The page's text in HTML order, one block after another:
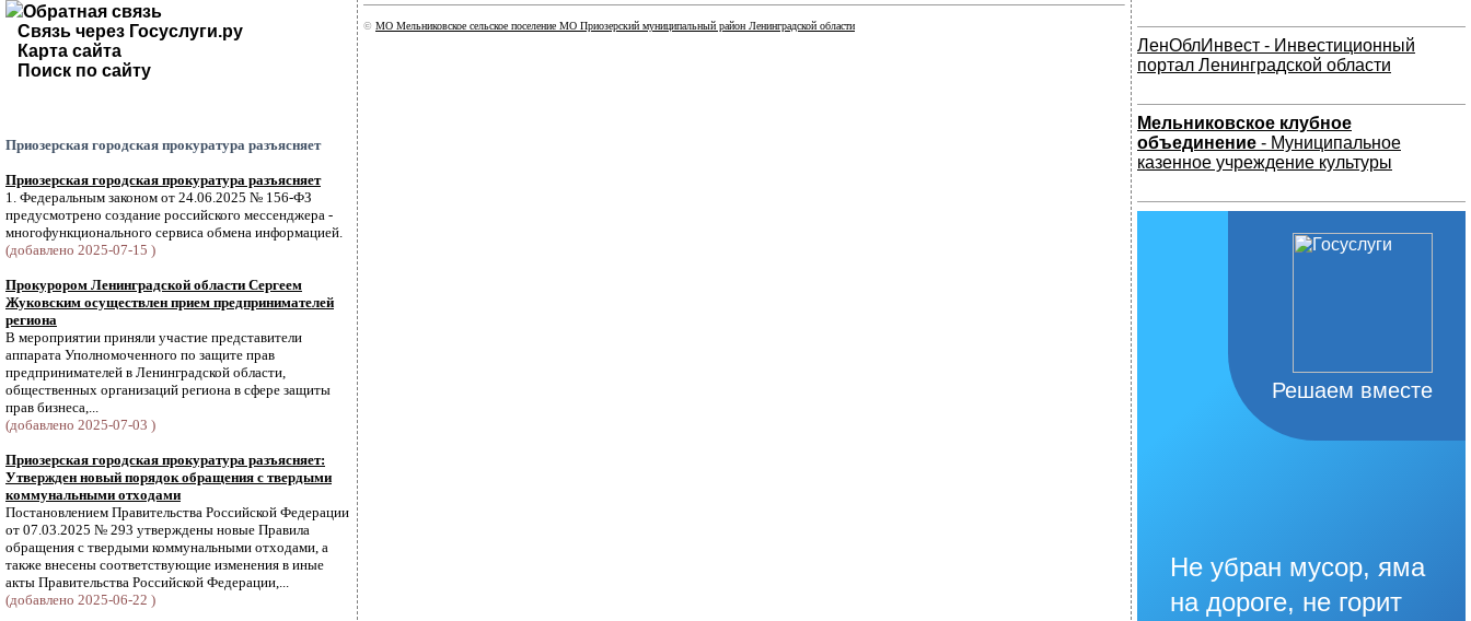
Обратная связь
Связь через Госуслуги.ру
Карта сайта
Поиск по сайту
Приозерская городская прокуратура разъясняет
Приозерская городская прокуратура разъясняет
1. Федеральным законом от 24.06.2025 № 156-ФЗ
предусмотрено создание российского мессенджера -
многофункционального сервиса обмена информацией.
(добавлено 2025-07-15 )
Прокурором Ленинградской области Сергеем
Жуковским осуществлен прием предпринимателей
региона
В мероприятии приняли участие представители
аппарата Уполномоченного по защите прав
предпринимателей в Ленинградской области,
общественных организаций региона в сфере защиты
прав бизнеса,...
(добавлено 2025-07-03 )
Приозерская городская прокуратура разъясняет:
Утвержден новый порядок обращения с твердыми
коммунальными отходами
Постановлением Правительства Российской Федерации
от 07.03.2025 № 293 утверждены новые Правила
обращения с твердыми коммунальными отходами, а
также внесены соответствующие изменения в иные
акты Правительства Российской Федерации,...
(добавлено 2025-06-22 )
© МО Мельниковское сельское поселение МО Приозерский муниципальный район Ленинградской области
ЛенОблИнвест - Инвестиционный
портал Ленинградской области
Мельниковское клубное
объединение - Муниципальное
казенное учреждение культуры
Решаем вместе
Не убран мусор, яма
на дороге, не горит